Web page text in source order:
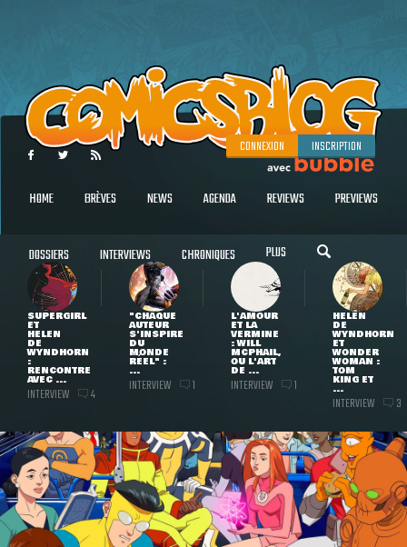
CONNEXION INSCRIPTION
HOME BRÈVES NEWS AGENDA REVIEWS PREVIEWS
DOSSIERS INTERVIEWS CHRONIQUES PLUS
SUPERGIRL
ET
HELEN
DE
WYNDHORN
:
RENCONTRE
AVEC ...
INTERVIEW 4
"CHAQUE
AUTEUR
S'INSPIRE
DU
MONDE
RÉEL" :
...
INTERVIEW 1
L'AMOUR
ET LA
VERMINE
: WILL
MCPHAIL,
OU L'ART
DE ...
INTERVIEW 1
HELEN
DE
WYNDHORN
ET
WONDER
WOMAN :
TOM
KING ET
...
INTERVIEW 3